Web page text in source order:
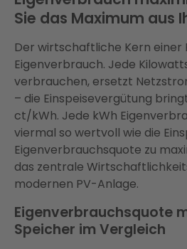
Sie das Maximum aus
Der wirtschaftliche Kern einer
Eigenverbrauch. Jede
verbrauchen, ersetzt
– die Einspeisevergütung
ct/kWh. Jede kWh
viermal so wertvoll wie die
Eigenverbrauchsquote zu
das zentrale
modernen PV-Anlage.
Eigenverbrauchsquote
Speicher im Vergleich